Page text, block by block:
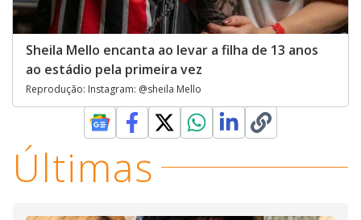
Sheila Mello encanta ao levar a filha de 13 anos
ao estádio pela primeira vez
Reprodução: Instagram: @sheila Mello
Últimas